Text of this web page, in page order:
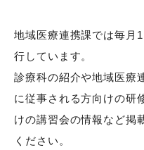
地域医療連携課では毎月
行しています。
診療科の紹介や地域医療
に従事される方向けの研
けの講習会の情報など掲
ください。